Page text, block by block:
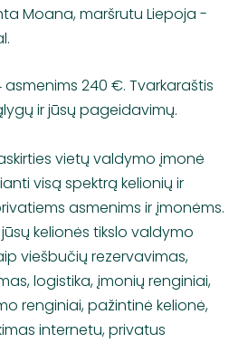
Moana, maršrutu Liepoja -
240 €. Tvarkaraštis
ir jūsų pageidavimų.
vietų valdymo įmonė
visą spektrą kelionių ir
asmenims ir įmonėms.
kelionės tikslo valdymo
viešbučių rezervavimas,
logistika, įmonių renginiai,
renginiai, pažintinė kelionė,
internetu, privatus